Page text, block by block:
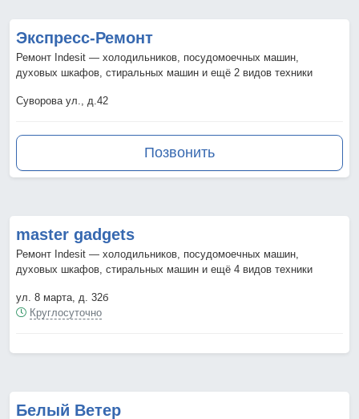
Экспресс-Ремонт
Ремонт Indesit — холодильников, посудомоечных машин,
духовых шкафов, стиральных машин и ещё 2 видов техники
Суворова ул., д.42
Позвонить
master gadgets
Ремонт Indesit — холодильников, посудомоечных машин,
духовых шкафов, стиральных машин и ещё 4 видов техники
ул. 8 марта, д. 32б
Круглосуточно
Белый Ветер